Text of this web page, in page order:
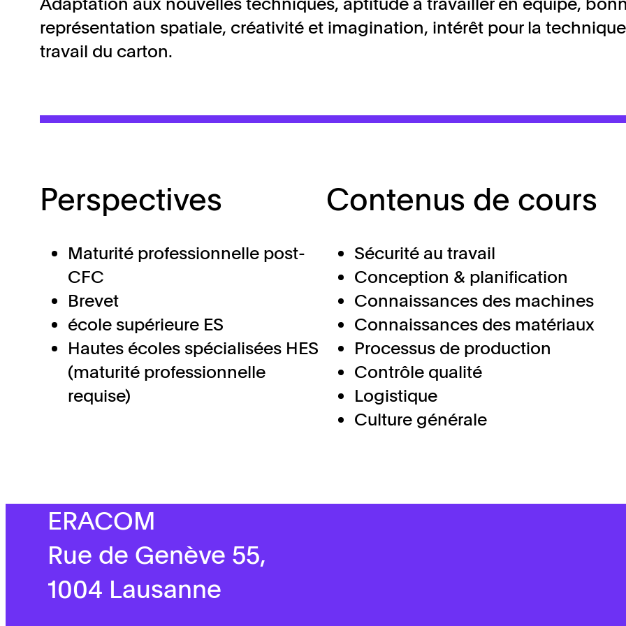
représentation spatiale, créativité et imagination, intérêt pour la
travail du carton.
Perspectives
Maturité professionnelle post-
CFC
Brevet
école supérieure ES
Hautes écoles spécialisées HES
(maturité professionnelle
requise)
Contenus de cours
Sécurité au travail
Conception & planification
Connaissances des machines
Connaissances des matériaux
Processus de production
Contrôle qualité
Logistique
Culture générale
ERACOM
Rue de Genève 55,
1004 Lausanne